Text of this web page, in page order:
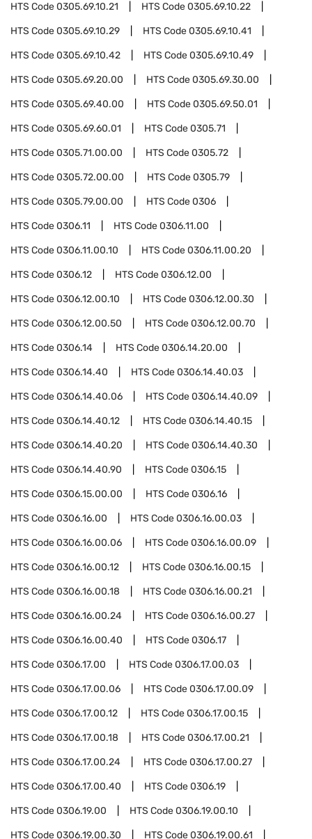
HTS Code0305.69.10.21 HTS Code0305.69.10.22
HTS Code0305.69.10.29 HTS Code0305.69.10.41
HTS Code0305.69.10.42 HTS Code0305.69.10.49
HTS Code0305.69.20.00 HTS Code0305.69.30.00
HTS Code0305.69.40.00 HTS Code0305.69.50.01
HTS Code0305.69.60.01 HTS Code0305.71
HTS Code0305.71.00.00 HTS Code0305.72
HTS Code0305.72.00.00 HTS Code0305.79
HTS Code0305.79.00.00 HTS Code0306
HTS Code0306.11 HTS Code0306.11.00
HTS Code0306.11.00.10 HTS Code0306.11.00.20
HTS Code0306.12 HTS Code0306.12.00
HTS Code0306.12.00.10 HTS Code0306.12.00.30
HTS Code0306.12.00.50 HTS Code0306.12.00.70
HTS Code0306.14 HTS Code0306.14.20.00
HTS Code0306.14.40 HTS Code0306.14.40.03
HTS Code0306.14.40.06 HTS Code0306.14.40.09
HTS Code0306.14.40.12 HTS Code0306.14.40.15
HTS Code0306.14.40.20 HTS Code0306.14.40.30
HTS Code0306.14.40.90 HTS Code0306.15
HTS Code0306.15.00.00 HTS Code0306.16
HTS Code0306.16.00 HTS Code0306.16.00.03
HTS Code0306.16.00.06 HTS Code0306.16.00.09
HTS Code0306.16.00.12 HTS Code0306.16.00.15
HTS Code0306.16.00.18 HTS Code0306.16.00.21
HTS Code0306.16.00.24 HTS Code0306.16.00.27
HTS Code0306.16.00.40 HTS Code0306.17
HTS Code0306.17.00 HTS Code0306.17.00.03
HTS Code0306.17.00.06 HTS Code0306.17.00.09
HTS Code0306.17.00.12 HTS Code0306.17.00.15
HTS Code0306.17.00.18 HTS Code0306.17.00.21
HTS Code0306.17.00.24 HTS Code0306.17.00.27
HTS Code0306.17.00.40 HTS Code0306.19
HTS Code0306.19.00 HTS Code0306.19.00.10
HTS Code0306.19.00.30 HTS Code0306.19.00.61